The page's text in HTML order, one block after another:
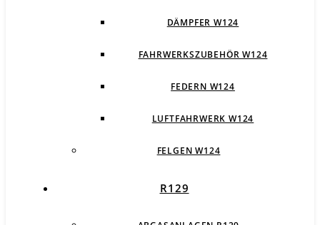
DÄMPFER W124
FAHRWERKSZUBEHÖR W124
FEDERN W124
LUFTFAHRWERK W124
FELGEN W124
R129